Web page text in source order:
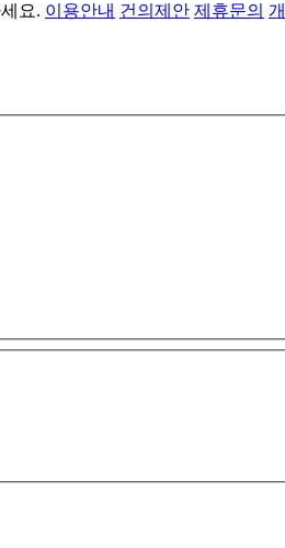
요. 이용안내 건의제안 제휴문의